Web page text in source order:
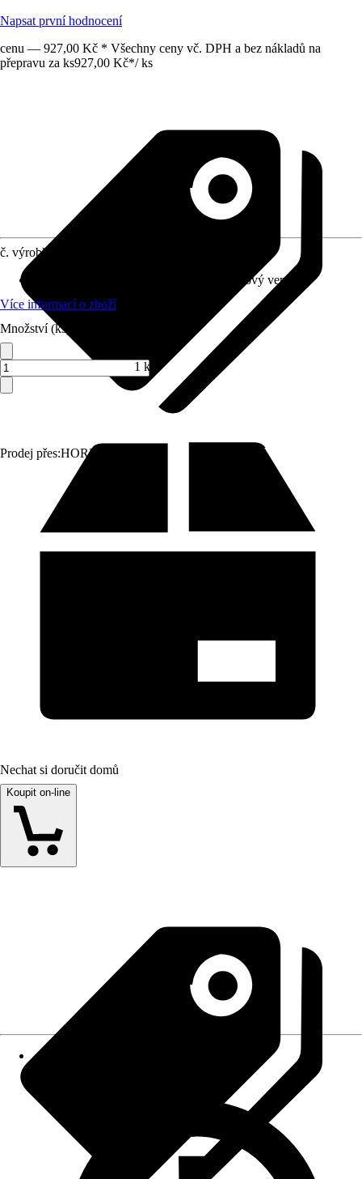
Napsat první hodnocení
cenu — 927,00 Kč * Všechny ceny vč. DPH a bez nákladů na
přepravu za ks927,00 Kč*/ ks
Prodej přes:HORNBACH
č. výrobku
Sprchová zástěna, Podomítkový ventil
Více informací o zboží
Množství (ks)
1 ks
Nechat si doručit domů
Koupit on-line